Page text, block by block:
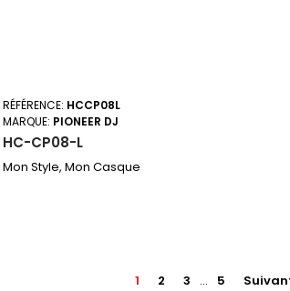
RÉFÉRENCE: HCCP08L
MARQUE: PIONEER DJ
HC-CP08-L
Mon Style, Mon Casque
1 2 3 … 5